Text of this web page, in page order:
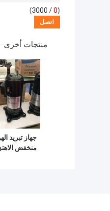
(
0
/ 3000)
منتجات أخرى
جهاز تبريد
منخفض